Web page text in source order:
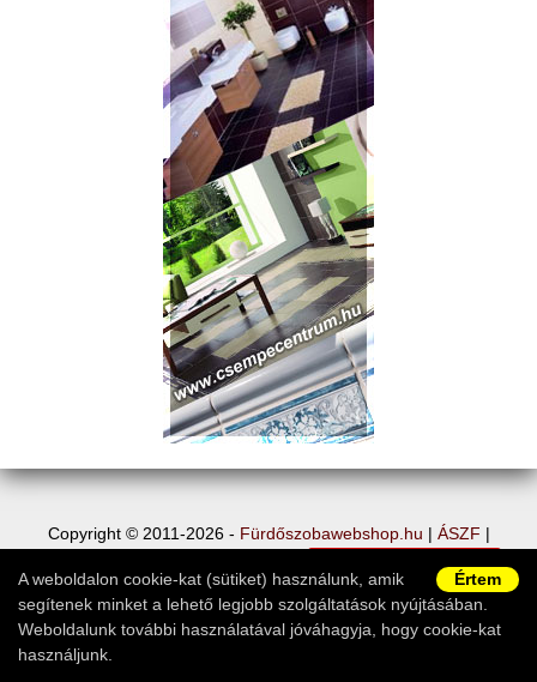
Értem
A weboldalon cookie-kat (sütiket) használunk, amik
segítenek minket a lehető legjobb szolgáltatások nyújtásában.
Weboldalunk további használatával jóváhagyja, hogy cookie-kat
használjunk.
Copyright © 2011-2026 - Fürdőszobawebshop.hu ÁSZF
Elállás a szerződéstől
|
Ügyfélszolgálat